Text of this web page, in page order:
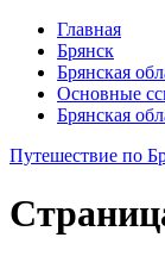
Главная
Брянск
Брянская
Основные
Брянская
Путешествие по